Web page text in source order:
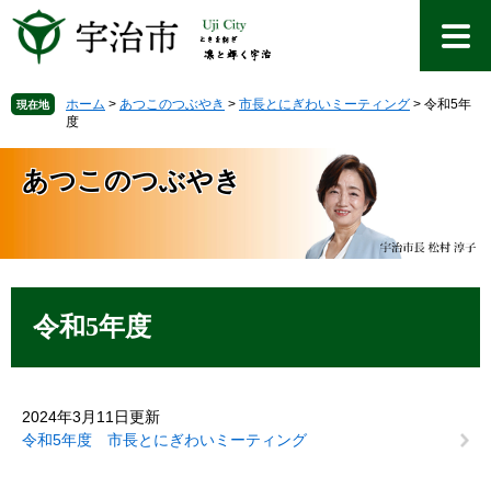
先
で
を
ば
へ
現在地 ホーム > あつこのつぶやき > 市長とにぎわいミーティング > 令和5年
度
あつこのつぶやき
令和5年度
2024年3月11日更新
令和5年度 市長とにぎわいミーティング